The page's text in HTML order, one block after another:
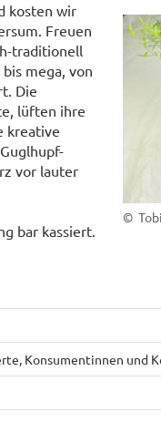
©
kosten wir
Freuen
traditionell
mega, von
Die
lüften ihre
kreative
vor lauter
bar kassiert.
Konsumentinnen und